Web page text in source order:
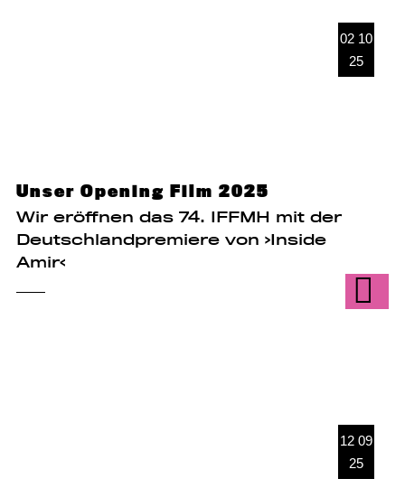
Unser Opening Film 2025
Wir eröffnen das 74. IFFMH mit der
Deutschlandpremiere von ›Inside
Amir‹
02 10
25
12 09
25